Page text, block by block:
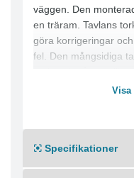
väggen. Den
en träram. Tavlans
göra korrigeringar
fel. Den mångsidiga
presentationer eller
väggmonterad
vertikalt eller
Visa
Specifikationer